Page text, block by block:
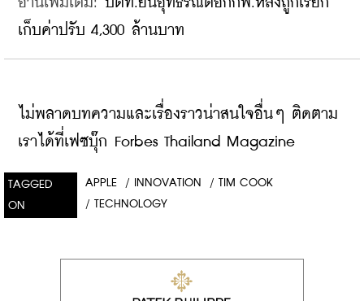
เก็บค่าปรับ 4,300 ล้านบาท
ไม่พลาดบทความและเรื่องราวน่าสนใจอื่นๆ ติดตาม
เราได้ที่เฟซบุ๊ก Forbes Thailand Magazine
TAGGED
ON
APPLE / INNOVATION /
TIM COOK
/
TECHNOLOGY